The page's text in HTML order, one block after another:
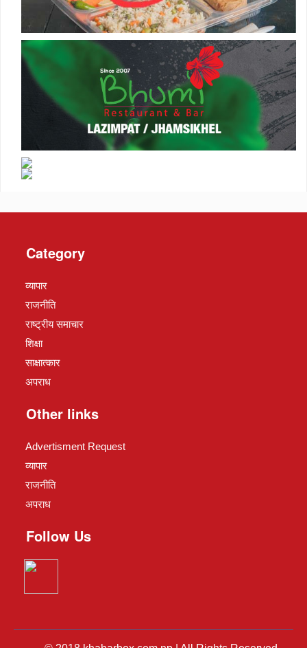
Category
व्यापार
राजनीति
राष्ट्रीय समाचार
शिक्षा
साक्षात्कार
अपराध
Other links
Advertisment Request
व्यापार
राजनीति
अपराध
Follow Us